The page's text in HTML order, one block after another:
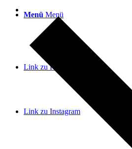
Menü Menü
Link zu Facebook
Link zu Instagram